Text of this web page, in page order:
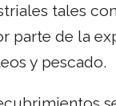
tales
parte de la
y pescado.